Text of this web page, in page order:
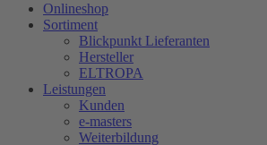
Onlineshop
Sortiment
Blickpunkt Lieferanten
Hersteller
ELTROPA
Leistungen
Kunden
e-masters
Weiterbildung